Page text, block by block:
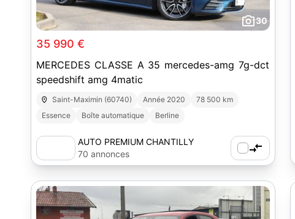
30
35 990 €
MERCEDES CLASSE A 35 mercedes-amg 7g-dct
speedshift amg 4matic
Saint-Maximin (60740) Année 2020
78 500 km
Essence
Boîte automatique Berline
AUTO PREMIUM CHANTILLY
70 annonces